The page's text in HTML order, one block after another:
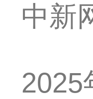
中新
2025